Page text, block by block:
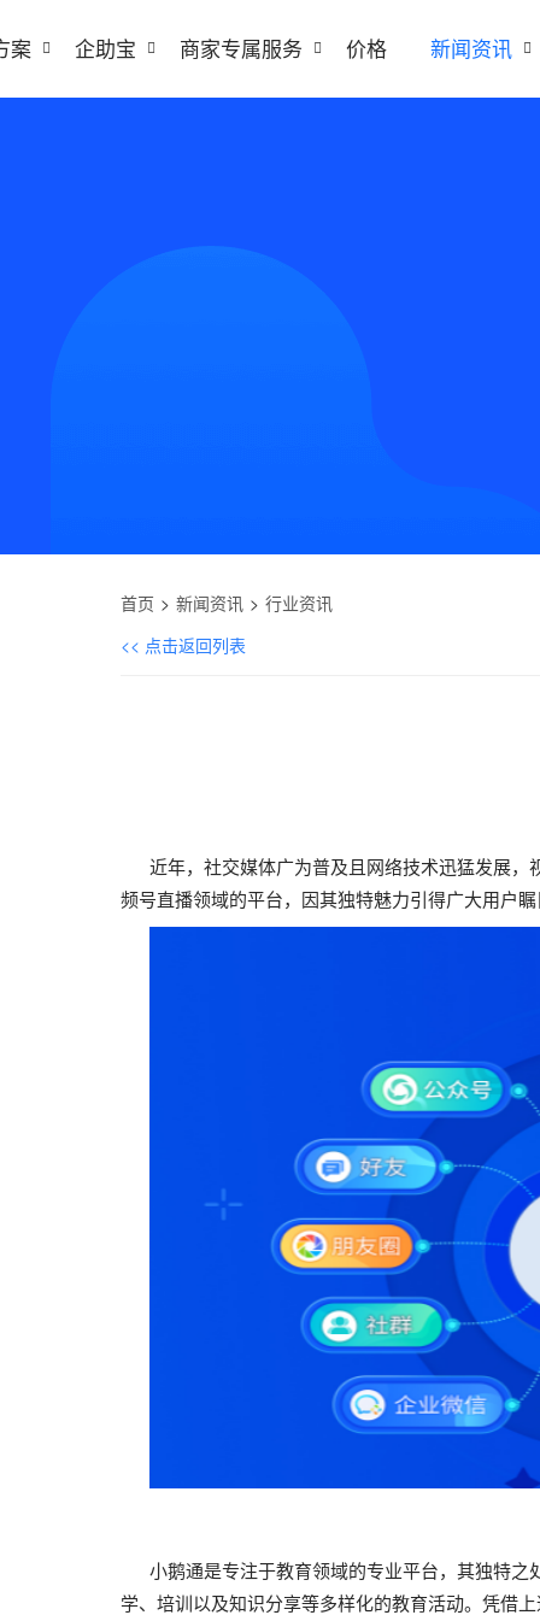
案 企助宝 商家专属服务 价格 新闻资讯
首页 新闻资讯
行业资讯
<< 点击返回列表
近年，社交媒体广为普及且网络技术迅猛发展，
频号直播领域的平台，因其独特魅力引得广大用户
小鹅通是专注于教育领域的专业平台，其独特之
学、培训以及知识分享等多样化的教育活动。凭借